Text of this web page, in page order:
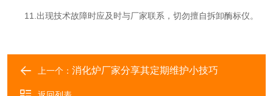
11.出现技术故障时应及时与厂家联系，切勿擅自拆卸酶标仪。
上一个： 消化炉厂家分享其定期维护小技巧